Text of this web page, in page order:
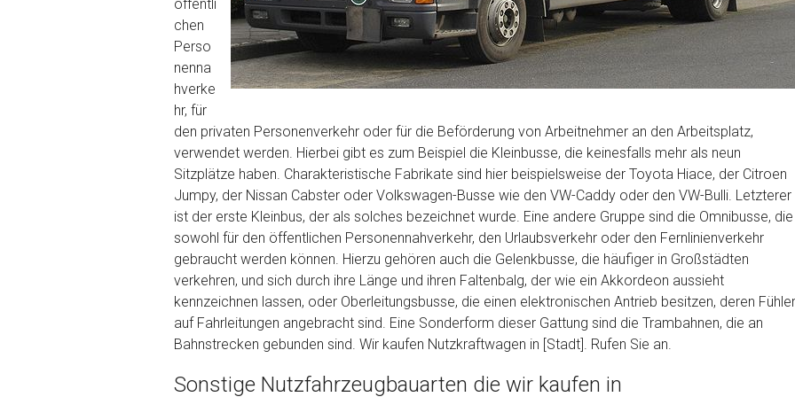
öffentli
chen
Perso
nenna
hverke
hr, für
den privaten Personenverkehr oder für die Beförderung von Arbeitnehmer an den Arbeitsplatz,
verwendet werden. Hierbei gibt es zum Beispiel die Kleinbusse, die keinesfalls mehr als neun
Sitzplätze haben. Charakteristische Fabrikate sind hier beispielsweise der Toyota Hiace, der Citroen
Jumpy, der Nissan Cabster oder Volkswagen-Busse wie den VW-Caddy oder den VW-Bulli. Letzterer
ist der erste Kleinbus, der als solches bezeichnet wurde. Eine andere Gruppe sind die Omnibusse, die
sowohl für den öffentlichen Personennahverkehr, den Urlaubsverkehr oder den Fernlinienverkehr
gebraucht werden können. Hierzu gehören auch die Gelenkbusse, die häufiger in Großstädten
verkehren, und sich durch ihre Länge und ihren Faltenbalg, der wie ein Akkordeon aussieht
kennzeichnen lassen, oder Oberleitungsbusse, die einen elektronischen Antrieb besitzen, deren Fühler
auf Fahrleitungen angebracht sind. Eine Sonderform dieser Gattung sind die Trambahnen, die an
Bahnstrecken gebunden sind. Wir kaufen Nutzkraftwagen in [Stadt]. Rufen Sie an.
Sonstige Nutzfahrzeugbauarten die wir kaufen in